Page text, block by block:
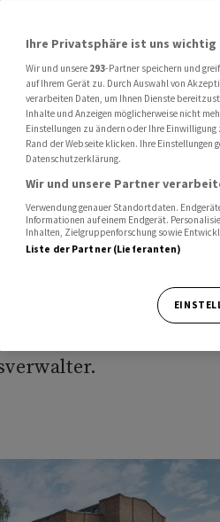
Group nach Fonds-Rückgaben den Rücken
Group
den
aus
sich ‌die UBS ⁠hinter
Ihre Privatsphäre ist uns wichtig
Wir und unsere 293-Partner speichern und
auf Ihrem Gerät zu. Durch Auswahl von
verarbeiten Daten, um Ihnen Dienste
Inhalte und Anzeigen möglicherweise nicht
Einstellungen zu ändern oder Ihre
Rand der Webseite klicken. Ihre Einstellungen
Datenschutzerklärung.
Wir und unsere Partner
Verwendung genauer Standortdaten.
Informationen auf einem Endgerät.
Inhalten, Zielgruppenforschung sowie
Liste der Partner (Lieferanten)